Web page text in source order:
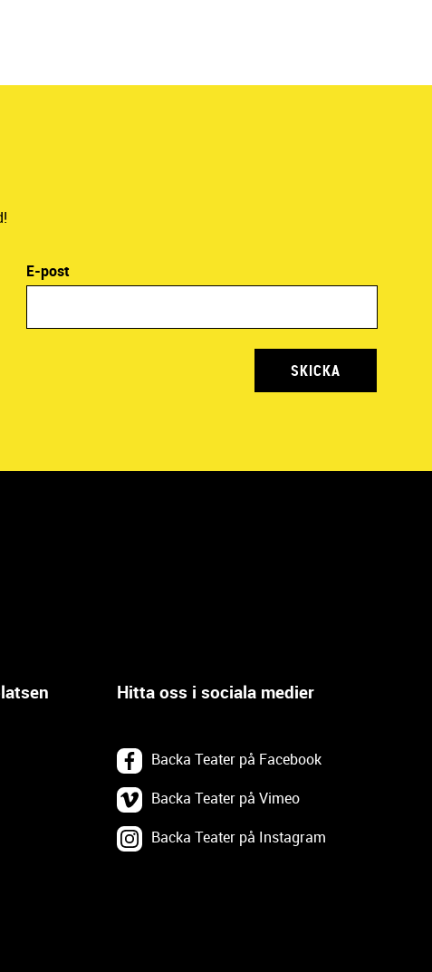
E-post
SKICKA
Hitta oss i sociala medier
Backa Teater på Facebook
Backa Teater på Vimeo
Backa Teater på Instagram